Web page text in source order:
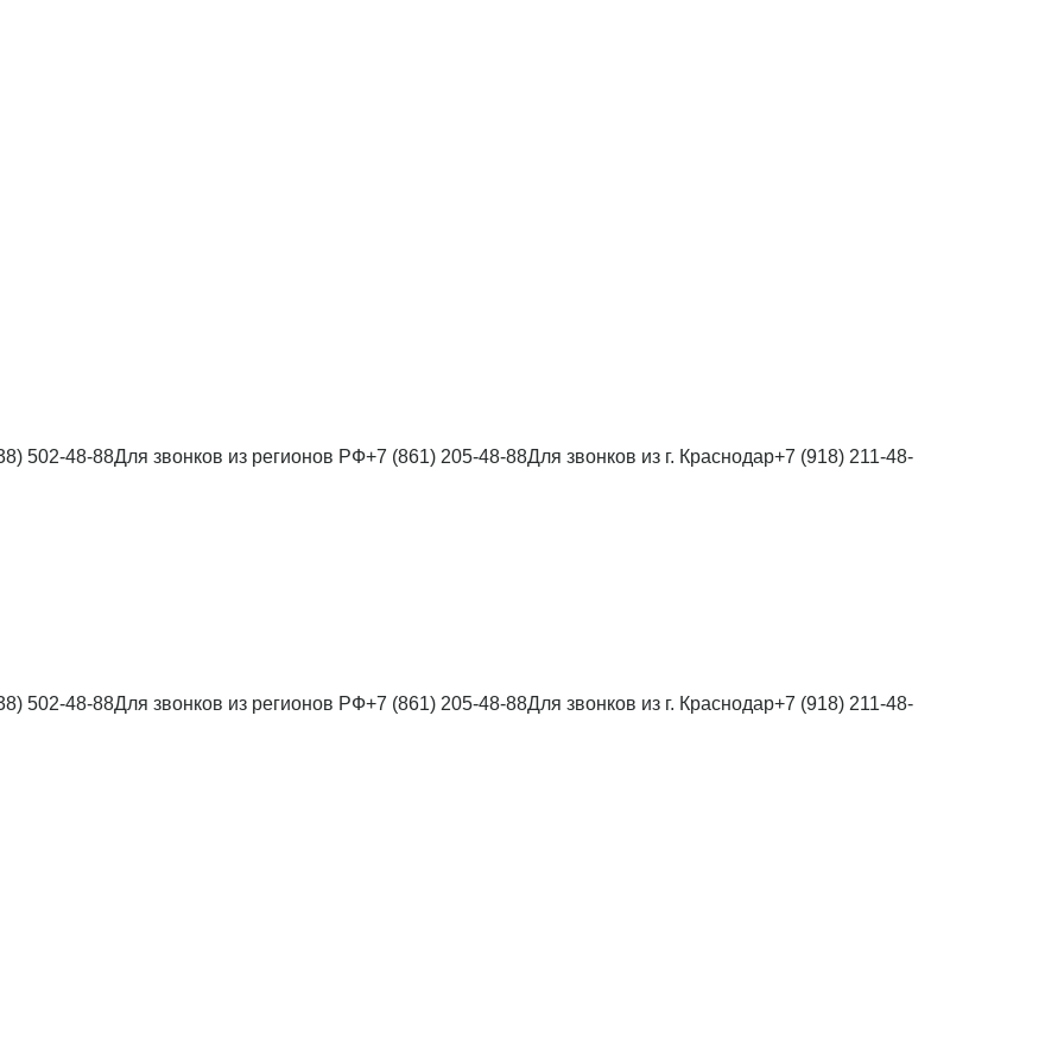
502-48-88Для звонков из регионов РФ+7 (861) 205-48-88Для звонков из г. Краснодар+7 (918) 211-48-
502-48-88Для звонков из регионов РФ+7 (861) 205-48-88Для звонков из г. Краснодар+7 (918) 211-48-